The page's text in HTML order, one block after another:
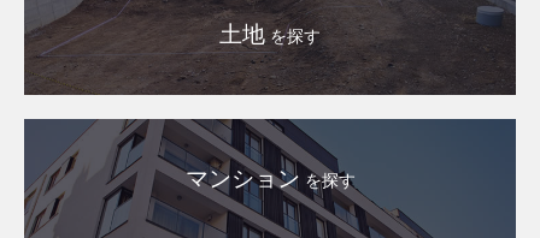
土地 を探す
マンション を探す